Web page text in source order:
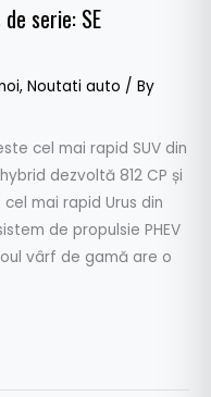
serie: SE
, Noutati auto / By
cel mai rapid SUV din
dezvoltă 812 CP și
mai rapid Urus din
de propulsie PHEV
vârf de gamă are o